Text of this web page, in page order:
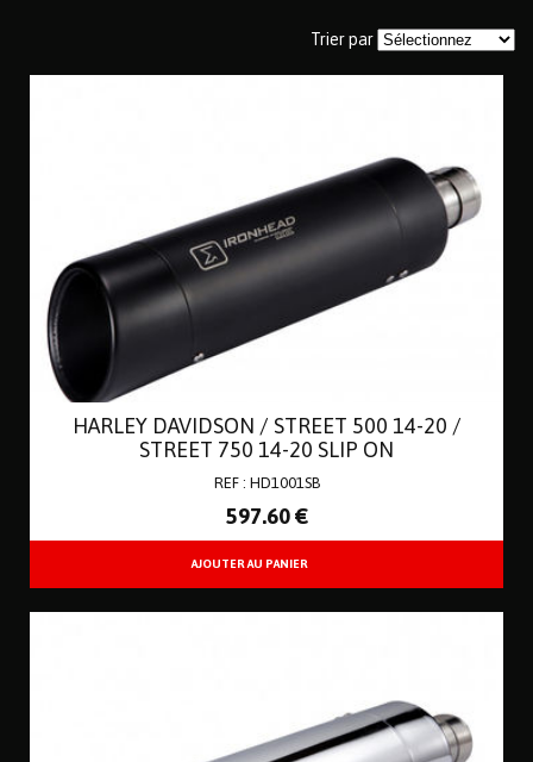
Trier par
HARLEY DAVIDSON / STREET 500 14-20 /
STREET 750 14-20 SLIP ON
REF : HD1001SB
597.60 €